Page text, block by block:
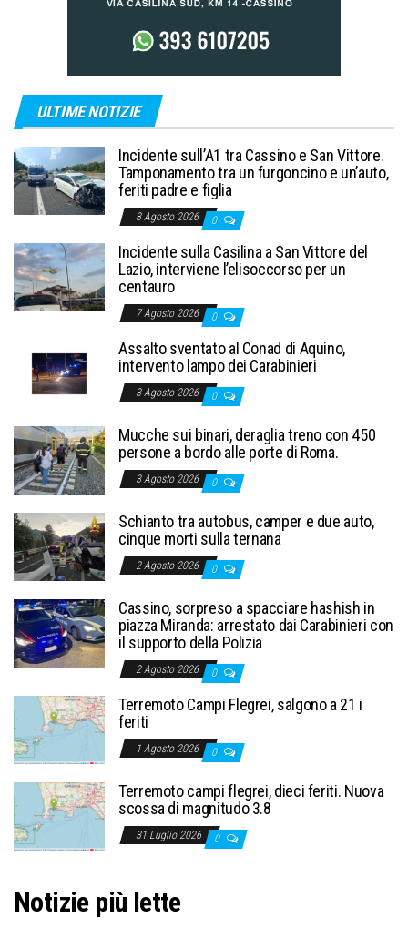
ULTIME NOTIZIE
Incidente sull’A1 tra Cassino e San Vittore.
Tamponamento tra un furgoncino e un’auto,
feriti padre e figlia
8 Agosto 2026 0
Incidente sulla Casilina a San Vittore del
Lazio, interviene l’elisoccorso per un
centauro
7 Agosto 2026 0
Assalto sventato al Conad di Aquino,
intervento lampo dei Carabinieri
3 Agosto 2026 0
Mucche sui binari, deraglia treno con 450
persone a bordo alle porte di Roma.
3 Agosto 2026 0
Schianto tra autobus, camper e due auto,
cinque morti sulla ternana
2 Agosto 2026 0
Cassino, sorpreso a spacciare hashish in
piazza Miranda: arrestato dai Carabinieri con
il supporto della Polizia
2 Agosto 2026 0
Terremoto Campi Flegrei, salgono a 21 i
feriti
1 Agosto 2026 0
Terremoto campi flegrei, dieci feriti. Nuova
scossa di magnitudo 3.8
31 Luglio 2026 0
Notizie più lette